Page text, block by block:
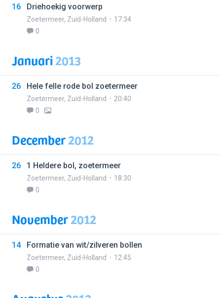
16 Driehoekig voorwerp
Zoetermeer, Zuid-Holland
17:34
0
Januari2013
26 Hele felle rode bol zoetermeer
Zoetermeer, Zuid-Holland
20:40
0
December2012
26 1 Heldere bol, zoetermeer
Zoetermeer, Zuid-Holland
18:30
0
November2012
14 Formatie van wit/zilveren bollen
Zoetermeer, Zuid-Holland
12:45
0